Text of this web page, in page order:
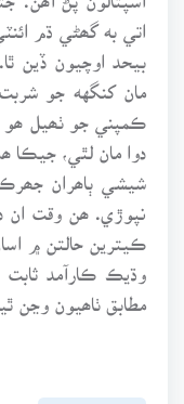
اتي به گھڻي ڌم
بيحد اوچيون ڏين
مان کنگهه جو
ڪمپني جو ٺھيل ھو
دوا مان لٿي،
شيشي ٻاھران
نپوڙي. ھن وقت ان
ڪيترين حالتن ۾
وڌيڪ ڪارآمد
مطابق ٺاھيون وڃن